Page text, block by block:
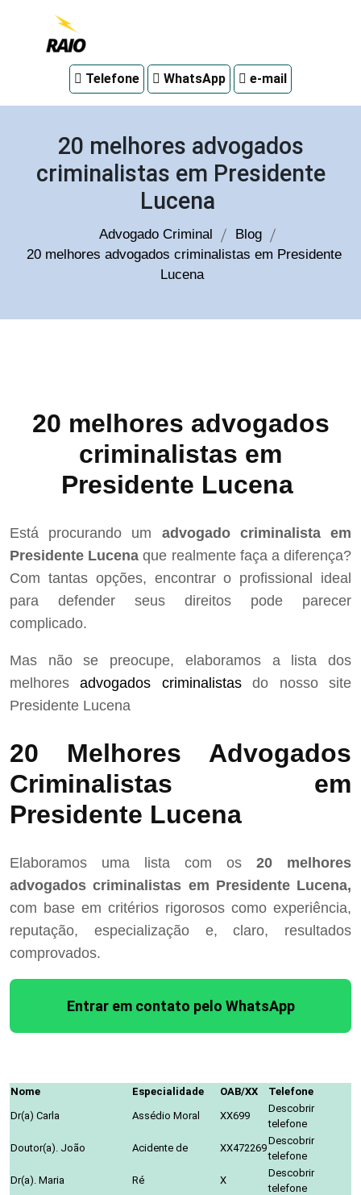
em
Telefone WhatsApp e-mail
20 melhores advogados
criminalistas em Presidente
Lucena
Advogado Criminal
Blog
20 melhores advogados criminalistas em Presidente
Lucena
20 melhores advogados
criminalistas em
Presidente Lucena
Está procurando um advogado criminalista em
Presidente Lucena que realmente faça a diferença?
Com tantas opções, encontrar o profissional ideal
para defender seus direitos pode parecer
complicado.
Mas não se preocupe, elaboramos a lista dos
melhoresadvogados criminalistasdo nosso site
Presidente Lucena
20 Melhores Advogados
Criminalistas em
Presidente Lucena
Elaboramos uma lista com os 20 melhores
advogados criminalistas em Presidente Lucena,
com base em critérios rigorosos como experiência,
reputação, especialização e, claro, resultados
comprovados.
Entrar em contato pelo WhatsApp
Nome Especialidade OAB/XX
Telefone
Dr(a) Carla
Assédio Moral XX699
Descobrir
telefone
Doutor(a). João
Acidente de XX472269
Descobrir
telefone
Dr(a). Maria
Ré X
Descobrir
telefone